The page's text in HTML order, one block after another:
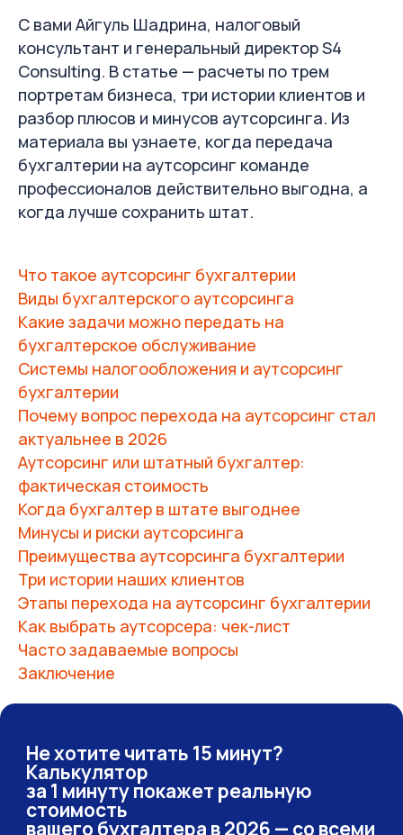
С вами Айгуль Шадрина, налоговый
консультант и генеральный директор S4
Consulting. В статье — расчеты по трем
портретам бизнеса, три истории клиентов и
разбор плюсов и минусов аутсорсинга. Из
материала вы узнаете, когда передача
бухгалтерии на аутсорсинг команде
профессионалов действительно выгодна, а
когда лучше сохранить штат.
Что такое аутсорсинг бухгалтерии
Виды бухгалтерского аутсорсинга
Какие задачи можно передать на
бухгалтерское обслуживание
Системы налогообложения и аутсорсинг
бухгалтерии
Почему вопрос перехода на аутсорсинг стал
актуальнее в 2026
Аутсорсинг или штатный бухгалтер:
фактическая стоимость
Когда бухгалтер в штате выгоднее
Минусы и риски аутсорсинга
Преимущества аутсорсинга бухгалтерии
Три истории наших клиентов
Этапы перехода на аутсорсинг бухгалтерии
Как выбрать аутсорсера: чек-лист
Часто задаваемые вопросы
Заключение
Не хотите читать 15 минут?
Калькулятор
скрытыми расходами (страховые
взносы, рабочее место, ПО, замена в
пиковые периоды) и сравнит со
стоимостью аутсорсинга для вашего
бизнеса.
Оценить стоимость услуг по калькулятору